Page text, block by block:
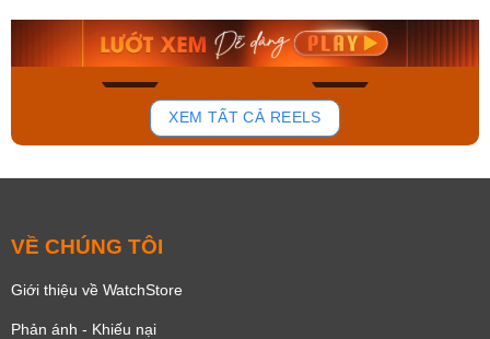
168
Mua ngay Mua ngay
XEM TẤT CẢ REELS
VỀ CHÚNG TÔI
Giới thiệu về WatchStore
Phản ánh - Khiếu nại